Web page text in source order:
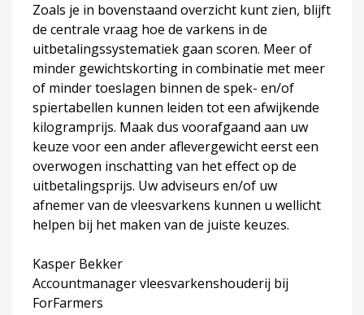
Zoals je in bovenstaand overzicht kunt zien, blijft
de centrale vraag hoe de varkens in de
uitbetalingssystematiek gaan scoren. Meer of
minder gewichtskorting in combinatie met meer
of minder toeslagen binnen de spek- en/of
spiertabellen kunnen leiden tot een afwijkende
kilogramprijs. Maak dus voorafgaand aan uw
keuze voor een ander aflevergewicht eerst een
overwogen inschatting van het effect op de
uitbetalingsprijs. Uw adviseurs en/of uw
afnemer van de vleesvarkens kunnen u wellicht
helpen bij het maken van de juiste keuzes.
Kasper Bekker
Accountmanager vleesvarkenshouderij bij
ForFarmers